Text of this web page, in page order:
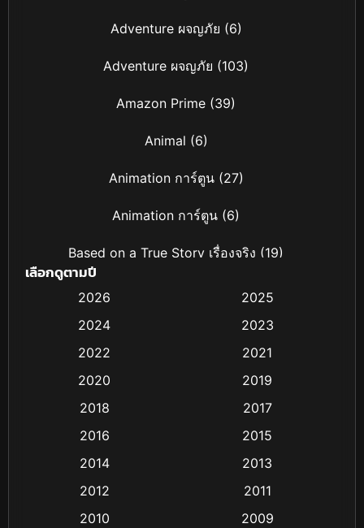
Adventure ผจญภัย (6)
Adventure ผจญภัย (103)
Amazon Prime (39)
Animal (6)
Animation การ์ตูน(27)
Animation การ์ตูน (6)
Based on a True Story เรื่องจริง (19)
Biography ชีวิตจริง (16)
Classic หนังคลาสสิก (25)
Coming-of-age ชีวิตวัยรุ่น (13)
เลือกดูตามปี
2026
2025
2024
2023
2022
2021
2020
2019
2018
2017
2016
2015
2014
2013
2012
2011
2010
2009